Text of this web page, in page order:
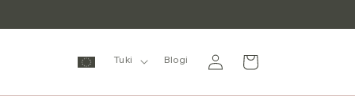
Tuki Blogi
sisään
Ostoskori